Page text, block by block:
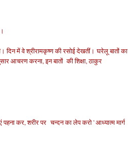
दिन में वे श्रीरामकृष्ण की रसोई देखतीं।घरेलू बातों का
आचरण करना, इन बातों की शिक्षा, ठाकुर
पहना कर, शरीर पर चन्दन का लेप करो 'आध्यात्म मार्ग